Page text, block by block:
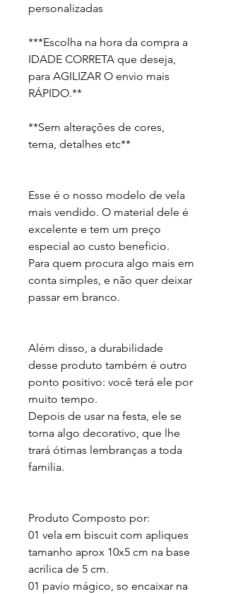
personalizadas
***Escolha na hora da compra a
IDADE CORRETA que deseja,
para AGILIZAR O envio mais
RÁPIDO.**
**Sem alterações de cores,
tema, detalhes etc**
Esse é o nosso modelo de vela
mais vendido. O material dele é
excelente e tem um preço
especial ao custo beneficio.
Para quem procura algo mais em
conta simples, e não quer deixar
passar em branco.
Além disso, a durabilidade
desse produto também é outro
ponto positivo: você terá ele por
muito tempo.
Depois de usar na festa, ele se
torna algo decorativo, que lhe
trará ótimas lembranças a toda
familia.
Produto Composto por:
01 vela em biscuit com apliques
tamanho aprox 10x5 cm na base
acrilica de 5 cm.
01 pavio mágico, so encaixar na